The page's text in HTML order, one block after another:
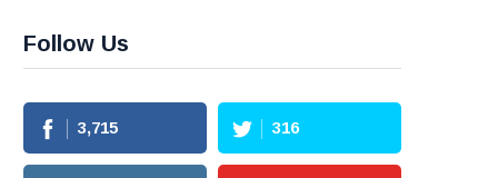
Follow Us
3,715 316